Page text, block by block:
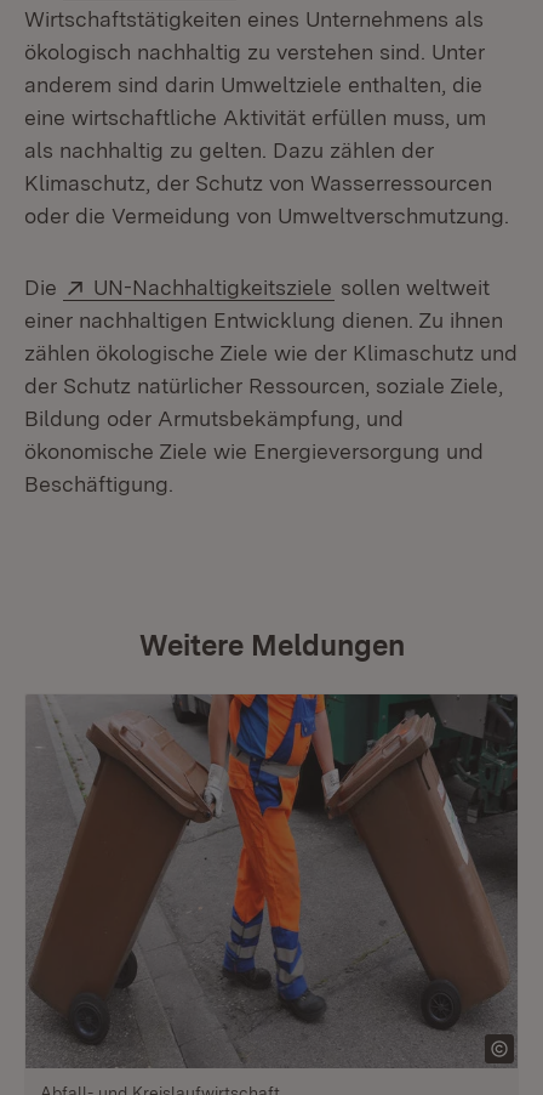
Wirtschaftstätigkeiten eines Unternehmens als
ökologisch nachhaltig zu verstehen sind. Unter
anderem sind darin Umweltziele enthalten, die
eine wirtschaftliche Aktivität erfüllen muss, um
als nachhaltig zu gelten. Dazu zählen der
Klimaschutz, der Schutz von Wasserressourcen
oder die Vermeidung von Umweltverschmutzung.
Die Extern:
UN-Nachhaltigkeitsziele (Öffnet in neuem
sollen weltweit
einer nachhaltigen Entwicklung dienen. Zu ihnen
zählen ökologische Ziele wie der Klimaschutz und
der Schutz natürlicher Ressourcen, soziale Ziele,
Bildung oder Armutsbekämpfung, und
ökonomische Ziele wie Energieversorgung und
Beschäftigung.
Weitere Meldungen